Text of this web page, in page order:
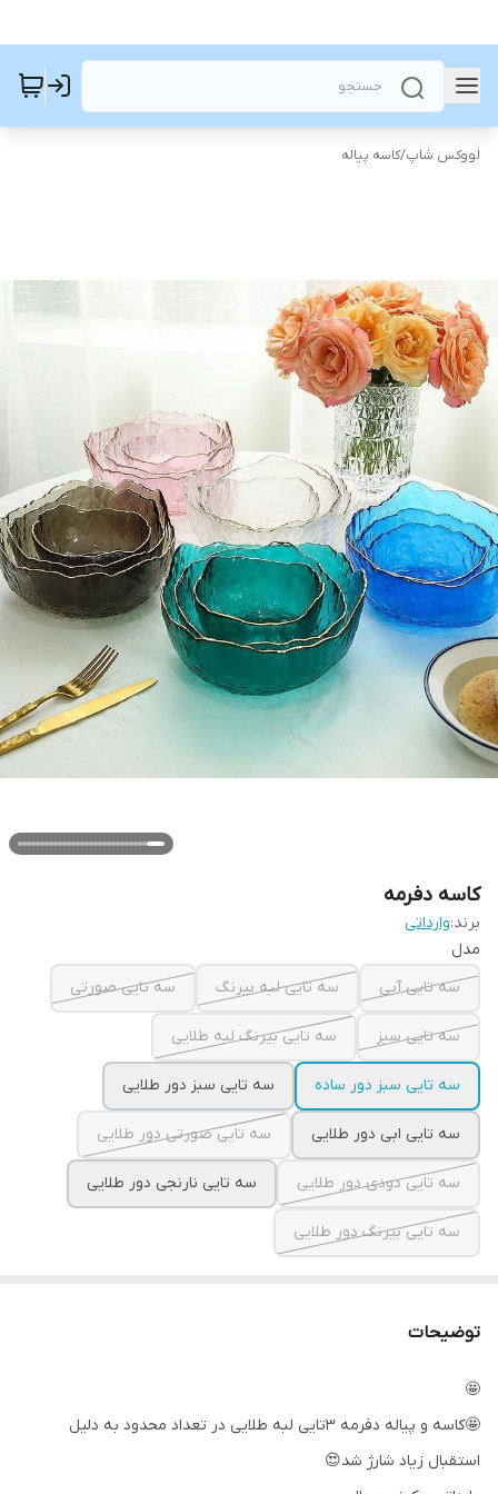
لووکس شاپ/کاسه پیاله
کاسه ‌دفرمه
برند:وارداتی
مدل
سه تایی آبی
سه تایی لبه بیرنگ سه تایی صورتی
سه تایی سبز سه تایی بیرنگ لبه طلایی
سه تایی سبز دور ساده سه تایی سبز دور طلایی
سه تایی ابی دور طلایی سه تایی صورتی دور طلایی
سه تایی دودی دور طلایی سه تایی نارنجی دور طلایی
سه تایی بیرنگ دور طلایی
توضیحات
🤩
🤩کاسه و پیاله دفرمه ۳تایی لبه طلایی در تعداد محدود به دلیل
استقبال زیاد شارژ شد😍